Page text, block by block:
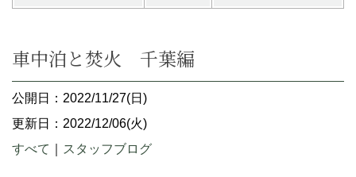
車中泊と焚火 千葉編
公開日：2022/11/27(日)
更新日：2022/12/06(火)
すべて
スタッフブログ